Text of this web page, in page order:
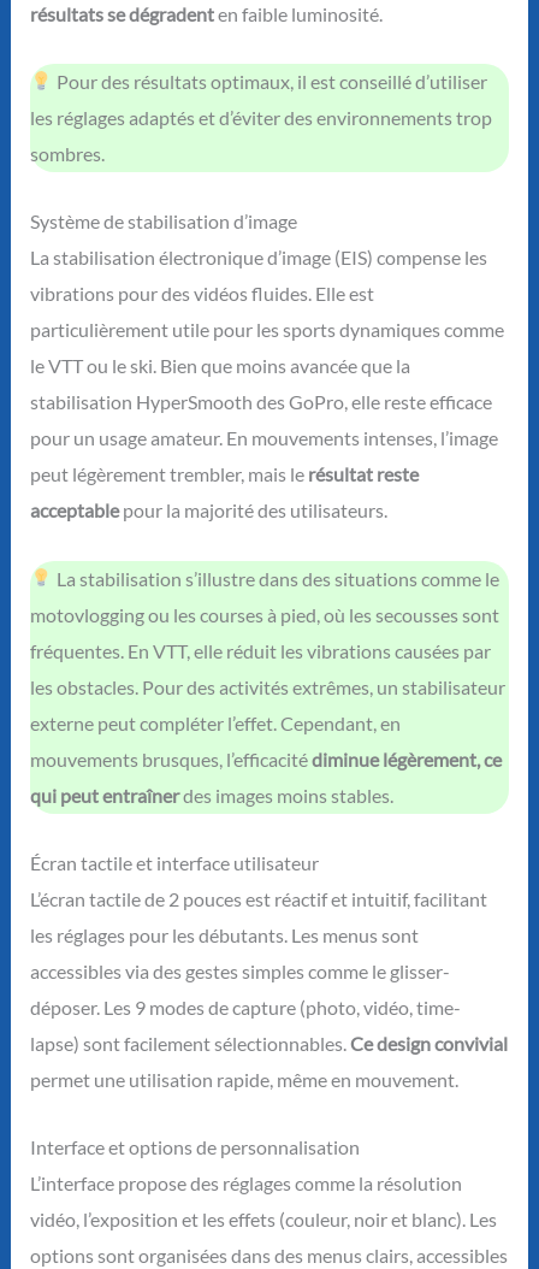
résultats se dégradenten faible luminosité.
Pour des résultats optimaux, il est conseillé d’utiliser
les réglages adaptés et d’éviter des environnements trop
sombres.
Système de stabilisation d’image
La stabilisation électronique d’image (EIS) compense les
vibrations pour des vidéos fluides. Elle est
particulièrement utile pour les sports dynamiques comme
le VTT ou le ski. Bien que moins avancée que la
stabilisation HyperSmooth des GoPro, elle reste efficace
pour un usage amateur. En mouvements intenses, l’image
peut légèrement trembler, mais le résultat reste
acceptablepour la majorité des utilisateurs.
La stabilisation s’illustre dans des situations comme le
motovlogging ou les courses à pied, où les secousses sont
fréquentes. En VTT, elle réduit les vibrations causées par
les obstacles. Pour des activités extrêmes, un stabilisateur
externe peut compléter l’effet. Cependant, en
mouvements brusques, l’efficacitédiminue légèrement, ce
qui peut entraînerdes images moins stables.
Écran tactile et interface utilisateur
L’écran tactile de 2 pouces est réactif et intuitif, facilitant
les réglages pour les débutants. Les menus sont
accessibles via des gestes simples comme le glisser-
déposer. Les 9 modes de capture (photo, vidéo, time-
lapse) sont facilement sélectionnables.Ce design convivial
permet une utilisation rapide, même en mouvement.
Interface et options de personnalisation
L’interface propose des réglages comme la résolution
vidéo, l’exposition et les effets (couleur, noir et blanc). Les
options sont organisées dans des menus clairs, accessibles